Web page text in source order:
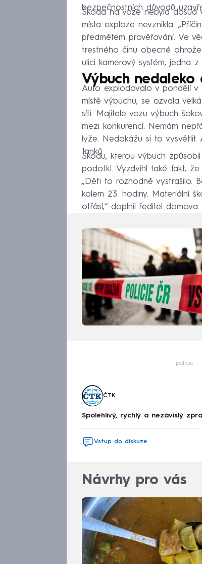
bezpečnostních důvodů
Škoda na voze nebyla dosud
místa exploze nevznikla.
předmětem prověřování. Ve
trestného činu obecné
ulici kamerový systém, jedna
Výbuch nedaleko
Auto explodovalo v pondělí v
místě výbuchu, se ozvala
síti. Majitele vozu výbuch
mezi konkurencí. Nemám
lyže. Nedokážu si to vysvětlit.
Janků.
Škodu, kterou výbuch
podotkl. Vyzdvihl také fakt,
„Děti to rozhodně vystrašilo.
kolem 23. hodiny. Materiální
otřásl,“ doplnil ředitel domova
policie
ČTK
Spolehlivý, rychlý a nezávislý
Vstup do diskuze
Návrhy pro vás